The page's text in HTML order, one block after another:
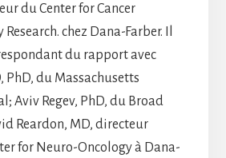
du Center for Cancer
chez Dana-Farber. Il
du rapport avec
PhD, du Massachusetts
Aviv Regev, PhD, du Broad
Reardon, MD, directeur
for Neuro-Oncology à Dana-